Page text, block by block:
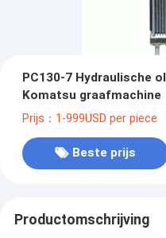
PC130-7 Hydraulische
Komatsu graafmachine
Prijs：1-999USD per piece
Beste prijs
Productomschrijving